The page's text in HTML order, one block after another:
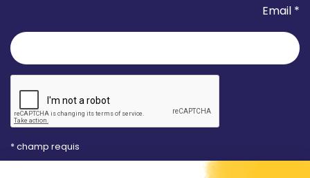
Email *
* champ requis